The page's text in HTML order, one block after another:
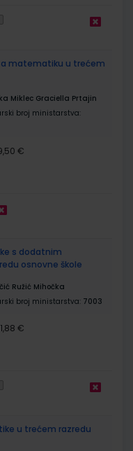
za matematiku u trećem
Miklec Graciella Prtajin
broj ministarstva:
€
s dodatnim
osnovne škole
Ružić Mihočka
broj ministarstva: 7003
€
u trećem razredu